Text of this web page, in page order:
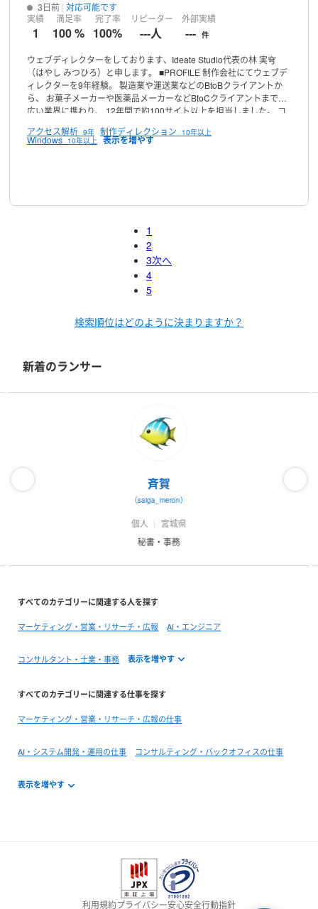
3日前 対応可能です
実績
1
満足率
100 %
完了率
100%
リピーター
---人
外部実績
--- 件
ウェブディレクターをしております、Ideate Studio代表の林 実穹
（はやし みつひろ）と申します。
■PROFILE制作会社にてウェブデ
ィレクターを9年経験。
製造業や運送業などのBtoBクライアントか
ら、
お菓子メーカーや医薬品メーカーなどBtoCクライアントまで幅
広い業界に携わり、
12年間で約100サイト以上を担当しました。
コ
もちろん、プロモーション戦略立案やサイト運用、分析・改善提案
企画・構成から制作全体の監修まで行います。
バナー制作運用もお任せください。
告・Facebook広告運用)も可能です。
WEB知識が無い方にも安心いただけるよう、
寧な説明を心がけています。 作って終わりではなく、売上に繋がる
■提供サービス
イト制作（WordPressなど）
・ランディングページ（LP）制作
ービスサイト / ブランドサイト制作・広告運用代行（リスティン
ル、要件定義、スケジュールを細かく打ち合わせながら進行しま
いところまで手が届く』仕事をいたします。どうぞよろしくお願い
アクセス解析 9年 制作ディレクション 10年以上
Windows 10年以上
1
2
3
4
5
次へ
検索順位はどのように決まりますか？
新着のランサー
斉賀
（saiga_meron）
個人
宮城県
秘書・事務
すべてのカテゴリーに関連する人を探す
マーケティング・営業・リサーチ・広報 AI・エンジニア
コンサルタント・士業・事務
すべてのカテゴリーに関連する仕事を探す
マーケティング・営業・リサーチ・広報の仕事
AI・システム開発・運用の仕事 コンサルティング・バックオフィスの仕事
利用規約プライバシー安心安全行動指針